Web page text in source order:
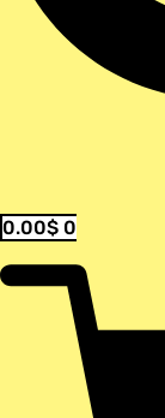
0.00$ 0